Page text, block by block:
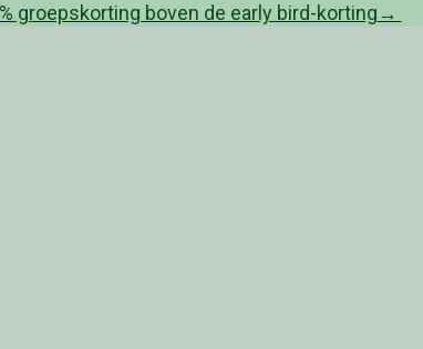
groepskorting boven de early bird-korting→